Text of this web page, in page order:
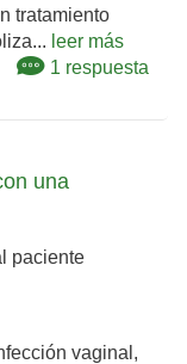
tratamiento
leer más
1 respuesta
una
paciente
vaginal,